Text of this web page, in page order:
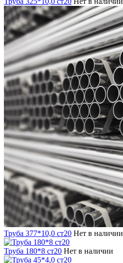
Труба 377*10,0 ст20 Нет в наличии
Труба 180*8 ст20 Нет в наличии